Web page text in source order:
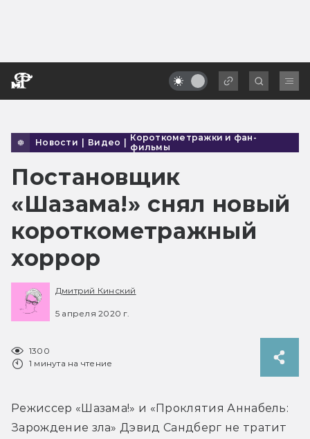
Новости | Видео | Короткометражки и фан-
фильмы
Постановщик
«Шазама!» снял новый
короткометражный
хоррор
Дмитрий Кинский
5 апреля 2020 г.
1300
1 минута на чтение
Режиссер «Шазама!» и «Проклятия Аннабель:
Зарождение зла» Дэвид Сандберг не тратит